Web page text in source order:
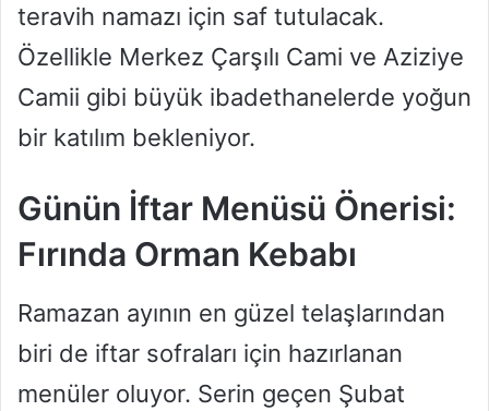
teravih namazı için saf tutulacak.
Özellikle Merkez Çarşılı Cami ve Aziziye
Camii gibi büyük ibadethanelerde yoğun
bir katılım bekleniyor.
Günün İftar Menüsü Önerisi:
Fırında Orman Kebabı
Ramazan ayının en güzel telaşlarından
biri de iftar sofraları için hazırlanan
menüler oluyor. Serin geçen Şubat